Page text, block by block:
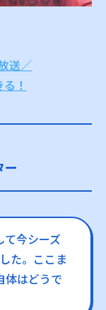
送／
！
ー
て今シーズ
た。ここま
体はどうで